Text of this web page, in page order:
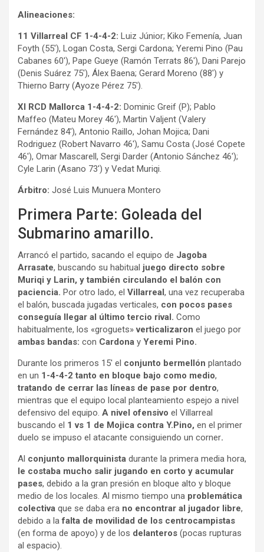
Alineaciones:
11 Villarreal CF 1-4-4-2: Luiz Júnior; Kiko Femenía, Juan
Foyth (55′), Logan Costa, Sergi Cardona; Yeremi Pino (Pau
Cabanes 60′), Pape Gueye (Ramón Terrats 86′), Dani Parejo
(Denis Suárez 75′), Álex Baena; Gerard Moreno (88′) y
Thierno Barry (Ayoze Pérez 75′).
XI RCD Mallorca 1-4-4-2: Dominic Greif (P); Pablo
Maffeo (Mateu Morey 46′), Martin Valjent (Valery
Fernández 84′), Antonio Raillo, Johan Mojica; Dani
Rodriguez (Robert Navarro 46′), Samu Costa (José Copete
46′), Omar Mascarell, Sergi Darder (Antonio Sánchez 46′);
Cyle Larin (Asano 73′) y Vedat Muriqi.
Árbitro: José Luis Munuera Montero
Primera Parte: Goleada del
Submarino amarillo.
Arrancó el partido, sacando el equipo de Jagoba
Arrasate, buscando su habitual juego directo sobre
Muriqi y Larin, y también circulando el balón con
paciencia. Por otro lado, el Villarreal , una vez recuperaba
el balón, buscada jugadas verticales, con pocos pases
conseguía llegar al último tercio rival. Como
habitualmente, los «groguets»verticalizaron el juego por
ambas bandas: con Cardona y Yeremi Pino.
Durante los primeros 15′ el conjunto bermellón plantado
en un 1-4-4-2 tanto en bloque bajo como medio,
tratando de cerrar las líneas de pase por dentro,
mientras que el equipo local planteamiento espejo a nivel
defensivo del equipo. A nivel ofensivo el Villarreal
buscando el 1 vs 1 de Mojica contra Y.Pino, en el primer
duelo se impuso el atacante consiguiendo un corner.
Al conjunto mallorquinista durante la primera media hora,
le costaba mucho salir jugando en corto y acumular
pases, debido a la gran presión en bloque alto y bloque
medio de los locales. Al mismo tiempo una problemática
colectiva que se daba era no encontrar al jugador libre,
debido a lafalta de movilidad de los centrocampistas
(en forma de apoyo) y de los delanteros (pocas rupturas
al espacio).